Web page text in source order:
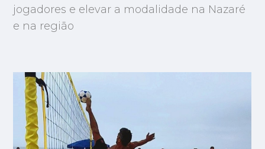
jogadores e elevar a modalidade na Nazaré
e na região